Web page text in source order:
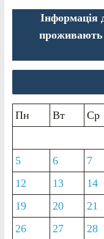
Інформація
проживають
Пн Вт Ср
5
6 7
12
13 14
19
20 21
26
27 28